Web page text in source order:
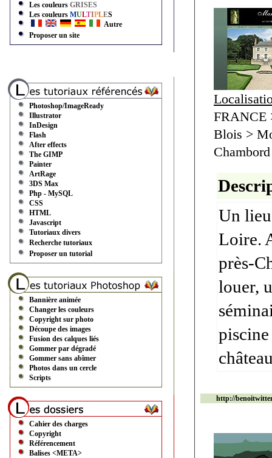
Les couleurs GRISES
Les couleurs MULTIPLES
Autre
Proposer un site
Photoshop/ImageReady
Illustrator
InDesign
Flash
After effects
The GIMP
Painter
ArtRage
3DS Max
Php - MySQL
CSS
HTML
Javascript
Tutoriaux divers
Recherche tutoriaux
Proposer un tutorial
Bannière animée
Changer les couleurs
Copyright sur photo
Découpe des images
Fusion des calques liés
Gommer par dégradé
Gommer sans abîmer
Photos dans un cercle
Scripts
Cahier des charges
Copyright
Référencement
Balises <META>
FRANCE
Blois >
Chambord
Un
Loire.
près-
louer,
http://